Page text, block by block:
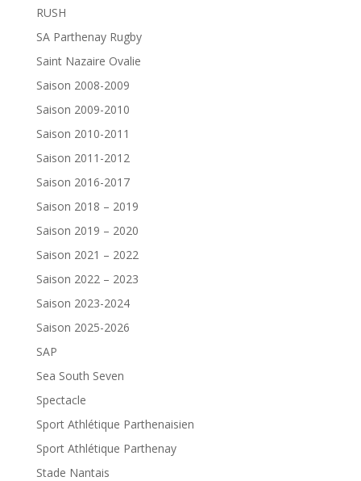
RUSH
SA Parthenay Rugby
Saint Nazaire Ovalie
Saison 2008-2009
Saison 2009-2010
Saison 2010-2011
Saison 2011-2012
Saison 2016-2017
Saison 2018 – 2019
Saison 2019 – 2020
Saison 2021 – 2022
Saison 2022 – 2023
Saison 2023-2024
Saison 2025-2026
SAP
Sea South Seven
Spectacle
Sport Athlétique Parthenaisien
Sport Athlétique Parthenay
Stade Nantais